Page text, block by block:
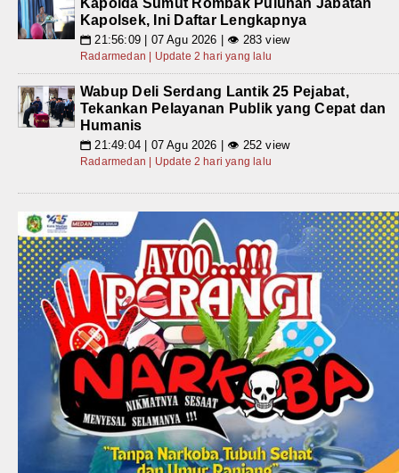
Kapolda Sumut Rombak Puluhan Jabatan
Kapolsek, Ini Daftar Lengkapnya
📅 21:56:09 | 07 Agu 2026 | 👁 283 view
Radarmedan | Update 2 hari yang lalu
Wabup Deli Serdang Lantik 25 Pejabat,
Tekankan Pelayanan Publik yang Cepat dan
Humanis
📅 21:49:04 | 07 Agu 2026 | 👁 252 view
Radarmedan | Update 2 hari yang lalu